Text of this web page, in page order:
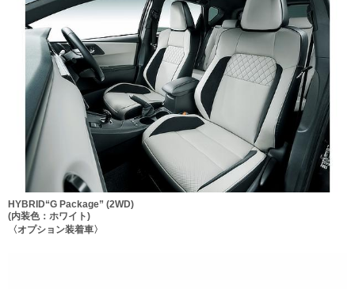
HYBRID“G Package” (2WD)
(内装色：ホワイト)
〈オプション装着車〉